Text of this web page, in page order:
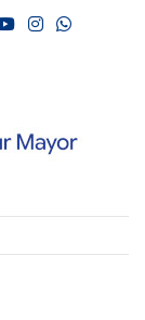
youtube